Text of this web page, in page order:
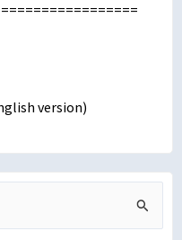
version)